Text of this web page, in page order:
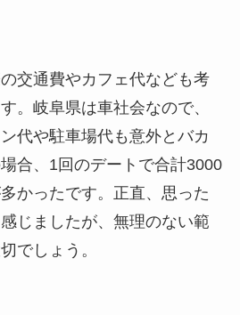
交通費やカフェ代なども考
。岐阜県は車社会なので、
代や駐車場代も意外とバカ
合、1回のデートで合計3000
かったです。正直、思った
じましたが、無理のない範
でしょう。